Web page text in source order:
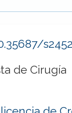
de Cirugía